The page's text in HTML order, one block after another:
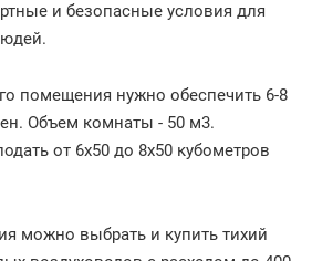
и безопасные условия для
помещения нужно обеспечить 6-8
Объем комнаты - 50 м3.
от 6х50 до 8х50 кубометров
можно выбрать и купить тихий